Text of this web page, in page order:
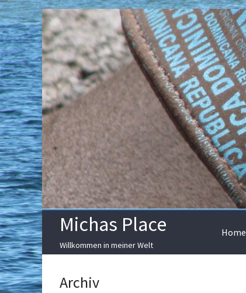
Skip
to
content
Michas Place
Willkommen in meiner Welt
Home
Archiv